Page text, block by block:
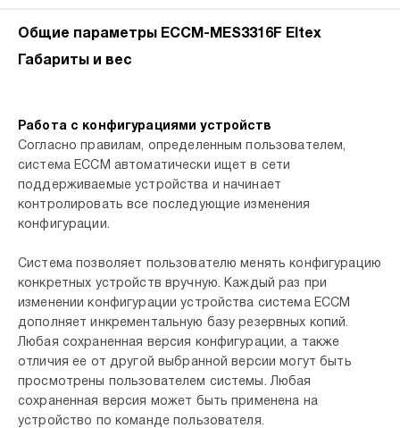
Общие параметры ECCM-MES3316F Eltex
Габариты и вес
Работа с конфигурациями устройств
Согласно правилам, определенным пользователем,
система ECCM автоматически ищет в сети
поддерживаемые устройства и начинает
контролировать все последующие изменения
конфигурации.
Система позволяет пользователю менять конфигурацию
конкретных устройств вручную. Каждый раз при
изменении конфигурации устройства система ECCM
дополняет инкрементальную базу резервных копий.
Любая сохраненная версия конфигурации, а также
отличия ее от другой выбранной версии могут быть
просмотрены пользователем системы. Любая
сохраненная версия может быть применена на
устройство по команде пользователя.